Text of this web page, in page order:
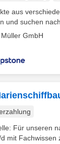
aus
und suchen
GmbH
Für unseren
mit Fachwissen